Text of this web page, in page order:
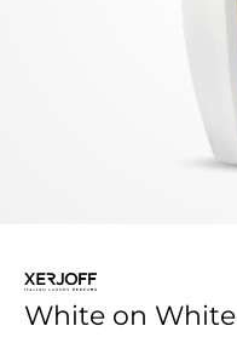
White on White